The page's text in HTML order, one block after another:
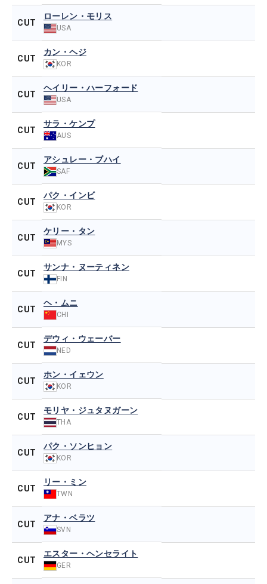
CUT
ローレン・モリス
USA
CUT
カン・ヘジ
KOR
CUT
ヘイリー・ハーフォード
USA
CUT
サラ・ケンプ
AUS
CUT
アシュレー・ブハイ
SAF
CUT
パク・インビ
KOR
CUT
ケリー・タン
MYS
CUT
サンナ・ヌーティネン
FIN
CUT
ヘ・ムニ
CHI
CUT
デウィ・ウェーバー
NED
CUT
ホン・イェウン
KOR
CUT
モリヤ・ジュタヌガーン
THA
CUT
パク・ソンヒョン
KOR
CUT
リー・ミン
TWN
CUT
アナ・ベラツ
SVN
CUT
エスター・ヘンセライト
GER